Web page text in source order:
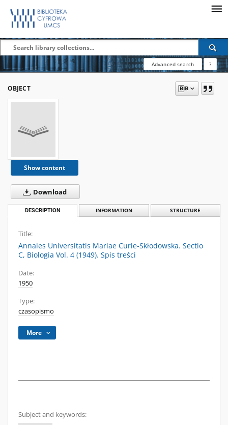
Advanced search ?
OBJECT
Show content
Download
DESCRIPTION INFORMATION STRUCTURE
Title:
Annales Universitatis Mariae Curie-Skłodowska. Sectio
C, Biologia Vol. 4 (1949). Spis treści
Date:
1950
Type:
czasopismo
More
Subject and keywords: